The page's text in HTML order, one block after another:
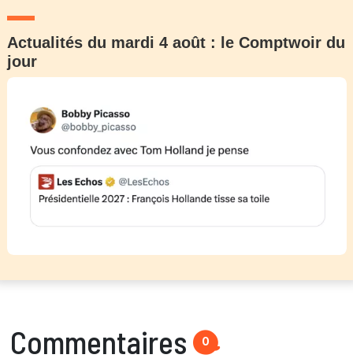
Actualités du mardi 4 août : le Comptwoir du
jour
Commentaires 0